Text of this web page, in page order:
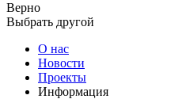
Верно
Выбрать другой
О нас
Новости
Проекты
Информация